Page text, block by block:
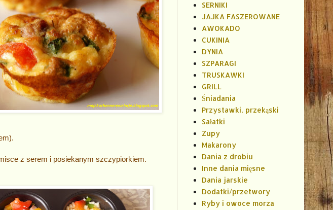
z serem i posiekanym szczypiorkiem.
SERNIKI
JAJKA FASZEROWANE
AWOKADO
CUKINIA
DYNIA
SZPARAGI
TRUSKAWKI
GRILL
Śniadania
Przystawki, przekąski
Sałatki
Zupy
Makarony
Dania z drobiu
Inne dania mięsne
Dania jarskie
Dodatki/przetwory
Ryby i owoce morza